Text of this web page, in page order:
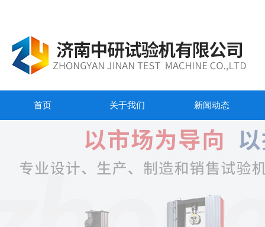
首页 关于我们 新闻动态